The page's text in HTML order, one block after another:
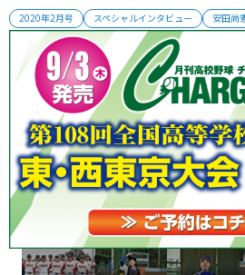
2020年2月号 スペシャルインタビュー 安田尚
塁打を放ち、2017年にロッテからドラフ
りした安田尚憲。 高卒2年目の2019年
確かな成長を見せる若武者に、自身の高
た...